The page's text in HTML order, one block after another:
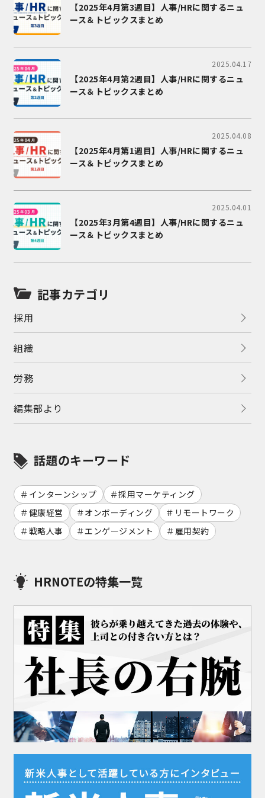
【2025年4月第3週目】人事/HRに関するニュ
ース＆トピックスまとめ
2025.04.17
【2025年4月第2週目】人事/HRに関するニュ
ース＆トピックスまとめ
2025.04.08
【2025年4月第1週目】人事/HRに関するニュ
ース＆トピックスまとめ
2025.04.01
【2025年3月第4週目】人事/HRに関するニュ
ース＆トピックスまとめ
記事カテゴリ
採用
組織
労務
編集部より
話題のキーワード
インターンシップ
採用マーケティング
健康経営
オンボーディング
リモートワーク
戦略人事
エンゲージメント 雇用契約
HRNOTEの特集一覧